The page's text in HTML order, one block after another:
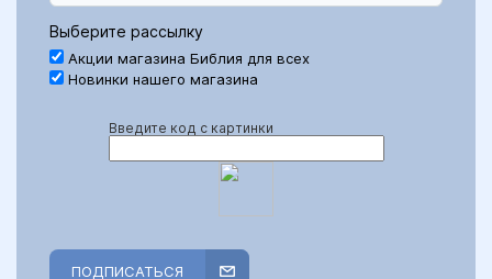
Выберите рассылку
Акции магазина Библия для всех
Новинки нашего магазина
Введите код с картинки
ПОДПИСАТЬСЯ